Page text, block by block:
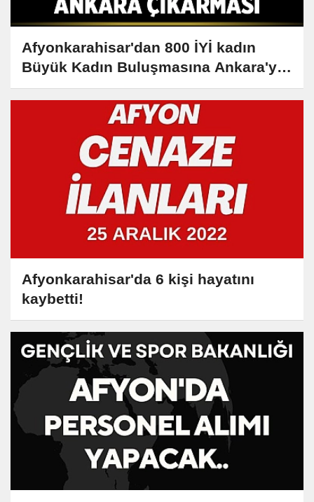
Afyonkarahisar'dan 800 İYİ kadın
Büyük Kadın Buluşmasına Ankara'ya
gitti
Afyonkarahisar'da 6 kişi hayatını
kaybetti!